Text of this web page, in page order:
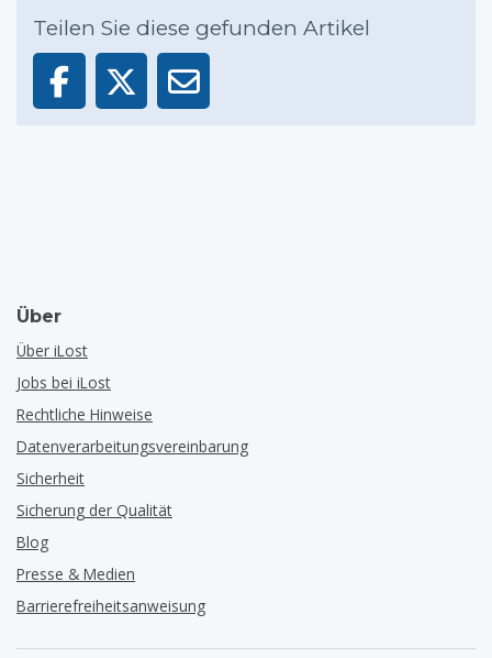
Teilen Sie diese gefunden Artikel
Über
Über iLost
Jobs bei iLost
Rechtliche Hinweise
Datenverarbeitungsvereinbarung
Sicherheit
Sicherung der Qualität
Blog
Presse & Medien
Barrierefreiheitsanweisung